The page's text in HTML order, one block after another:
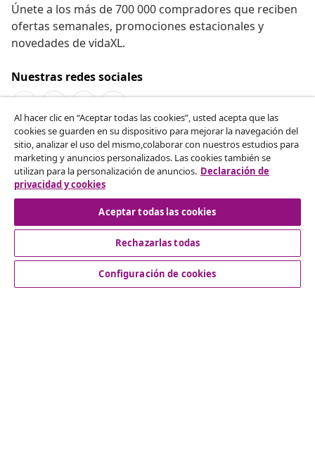
Únete a los más de 700 000 compradores que reciben
ofertas semanales, promociones estacionales y
novedades de vidaXL.
Nuestras redes sociales
Desistir del contrato
Solicita la cancelación de tu pedido.
Desistir del contrato
Servicio al Cliente
Al hacer clic en “Aceptar todas las cookies”, usted acepta que las
cookies se guarden en su dispositivo para mejorar la navegación del
sitio, analizar el uso del mismo,colaborar con nuestros estudios para
marketing y anuncios personalizados. Las cookies también se
utilizan para la personalización de anuncios. Declaración de
privacidad y cookies
Aceptar todas las cookies
Rechazarlas todas
Configuración de cookies